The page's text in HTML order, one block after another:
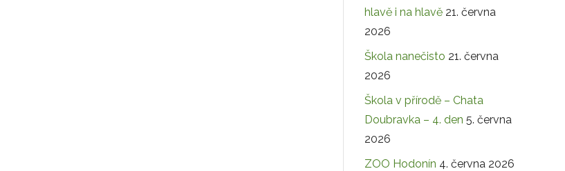
hlavě i na hlavě 21. června
2026
Škola nanečisto 21. června
2026
Škola v přírodě – Chata
Doubravka – 4. den 5. června
2026
ZOO Hodonín 4. června 2026